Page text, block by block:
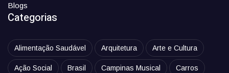
Blogs
Categorias
Alimentação Saudável Arquitetura Arte e Cultura
Ação Social Brasil Campinas Musical Carros